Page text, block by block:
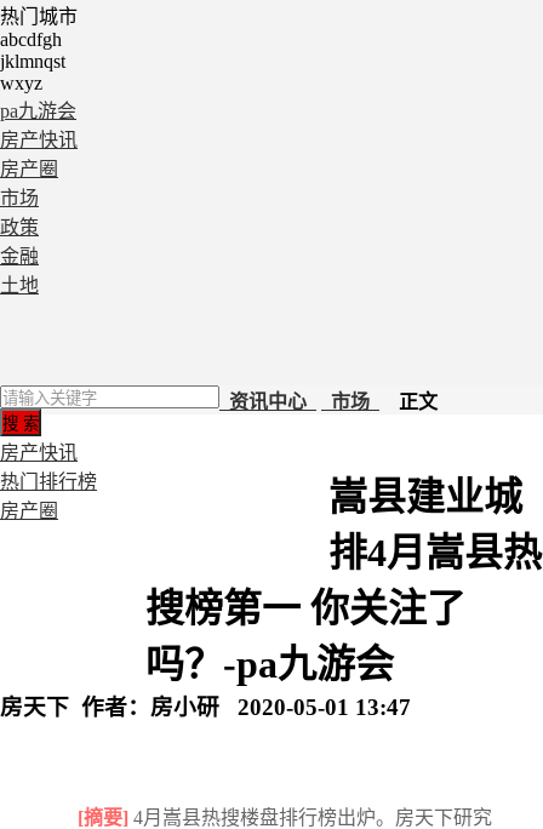
热门城市
abcdfgh
jklmnqst
wxyz
pa九游会
房产快讯
房产圈
市场
政策
金融
土地
房产快讯
热门排行榜
房产圈
资讯中心 市场 正文
嵩县建业城
排4月嵩县热
搜榜第一 你关注了
吗？-pa九游会
房天下 作者：房小研 2020-05-01 13:47
[摘要] 4月嵩县热搜楼盘排行榜出炉。房天下研究